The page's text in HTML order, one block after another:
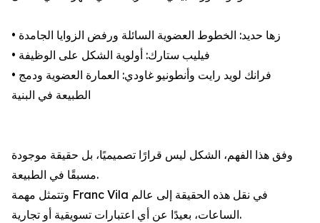
• زها حديد: الخطوط العضوية السائلة ورفض الزوايا الجامدة
• فيليب ستارك: أولوية الشكل على الوظيفة
• فرانك لويد رايت وأنطونيو غاودي: العمارة العضوية ودمج
الطبيعة في البنية
وفق هذا الفهم، الشكل ليس قرارًا تصميميًا، بل حقيقة موجودة
مسبقًا في الطبيعة.
وتتمثل مهمة Franc Vila في نقل هذه الحقيقة إلى عالم
الساعات، بعيدًا عن أي اعتبارات تسويقية أو تجارية.